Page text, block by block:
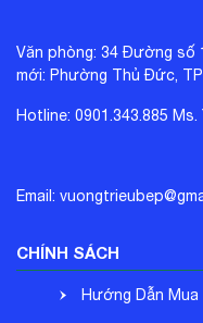
Văn phòng: 34 Đường số
mới: Phường Thủ Đức,
Hotline: 0901.343.885 Ms.
Email:
CHÍNH SÁCH
Hướng Dẫn Mua